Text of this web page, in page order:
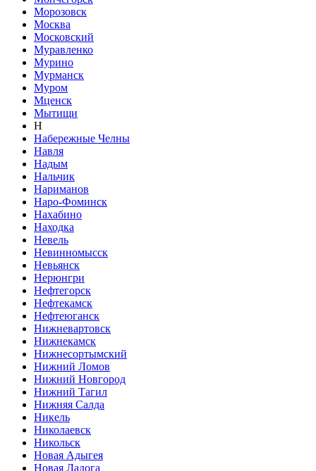
Морозовск
Москва
Московский
Муравленко
Мурино
Мурманск
Муром
Мценск
Мытищи
Н
Набережные Челны
Навля
Надым
Нальчик
Нариманов
Наро-Фоминск
Нахабино
Находка
Невель
Невинномысск
Невьянск
Нерюнгри
Нефтегорск
Нефтекамск
Нефтеюганск
Нижневартовск
Нижнекамск
Нижнесортымский
Нижний Ломов
Нижний Новгород
Нижний Тагил
Нижняя Салда
Никель
Николаевск
Никольск
Новая Адыгея
Новая Ладога